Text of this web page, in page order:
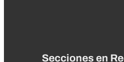
Secciones en